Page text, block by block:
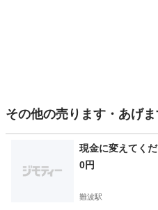
その他の売ります・あげ
現金に変えてくだ
0円
難波駅